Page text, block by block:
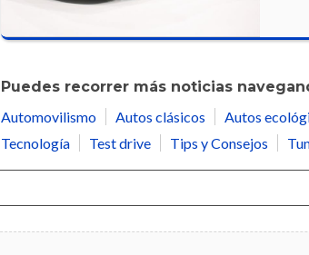
Puedes recorrer más noticias
Automovilismo
Autos clásicos Autos
Tecnología
Test drive Tips y Consejos